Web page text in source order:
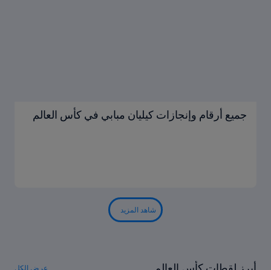
جميع أرقام وإنجازات كيليان مبابي في كأس العالم
شاهد المزيد
عرض الكل